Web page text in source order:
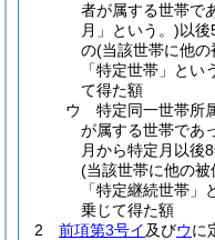
者が属する世帯で
月」という。)以
の(当該世帯に他
「特定世帯」とい
て得た額
ウ
特定同一世帯所
が属する世帯であ
月から特定月以後
(当該世帯に他の
「特定継続世帯」
乗じて得た額
2
前項第3号イ及びウに